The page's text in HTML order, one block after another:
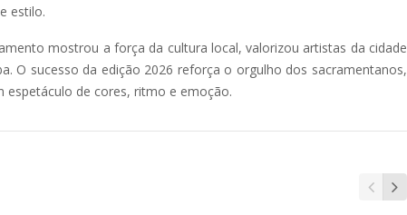
estilo.
mostrou a força da cultura local, valorizou artistas da cidade
O sucesso da edição 2026 reforça o orgulho dos sacramentanos,
espetáculo de cores, ritmo e emoção.